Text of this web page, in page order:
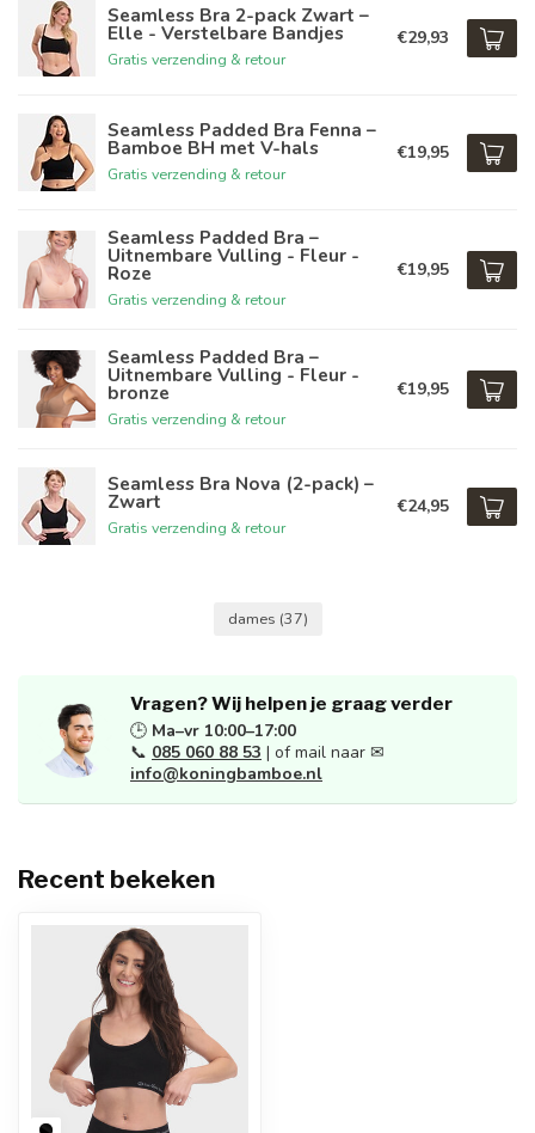
Seamless Bra 2-pack Zwart –
Elle - Verstelbare Bandjes
Gratis verzending & retour
€29,93
Seamless Padded Bra Fenna –
Bamboe BH met V-hals
Gratis verzending & retour
€19,95
Seamless Padded Bra –
Uitnembare Vulling - Fleur -
Roze
Gratis verzending & retour
€19,95
Seamless Padded Bra –
Uitnembare Vulling - Fleur -
bronze
Gratis verzending & retour
€19,95
Seamless Bra Nova (2-pack) –
Zwart
Gratis verzending & retour
€24,95
dames (37)
Vragen? Wij helpen je graag verder
🕒 Ma–vr 10:00–17:00
📞 085 060 88 53 | of mail naar ✉
info@koningbamboe.nl
Recent bekeken